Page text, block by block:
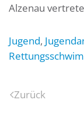
Alzenau
Jugend,
Zurück